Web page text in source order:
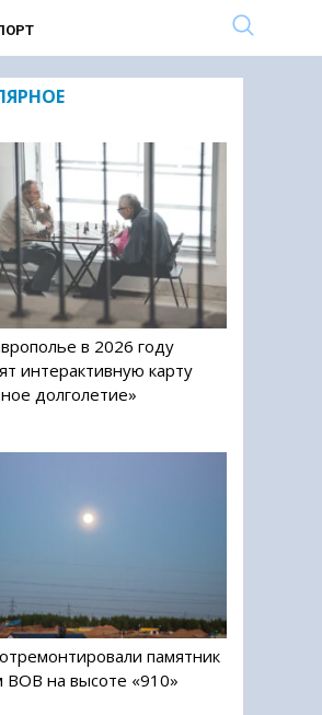
в 2026 году
интерактивную карту
долголетие»
памятник
ВОВ на высоте «910»